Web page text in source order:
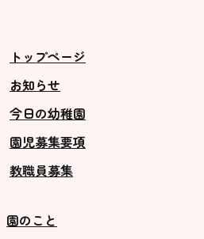
トップページ
お知らせ
今日の幼稚園
園児募集要項
教職員募集
園のこと
ス ]
2歳児ひとり登園［ゆず組 ]
グループ施設・
関係先リンク
学校法⼈諏訪森学園 諏訪森幼稚
園